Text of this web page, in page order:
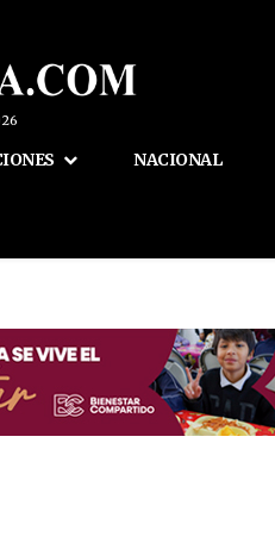
NACIONAL